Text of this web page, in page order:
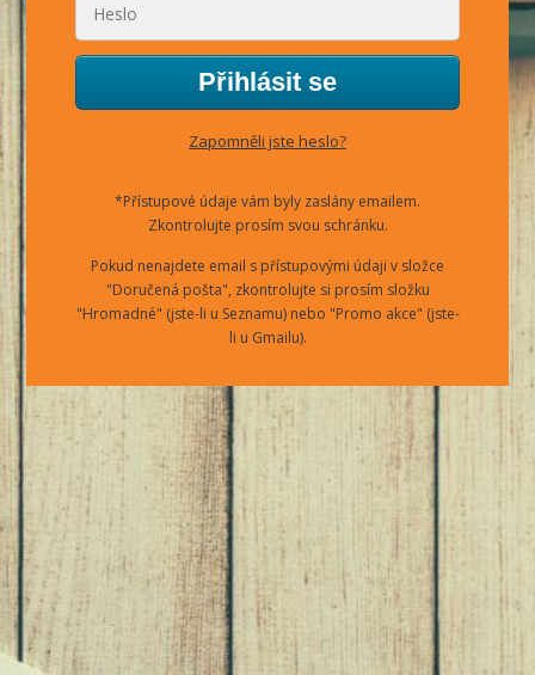
Přihlásit se
Zapomněli jste heslo?
*Přístupové údaje vám byly zaslány emailem.
Zkontrolujte prosím svou schránku.
Pokud nenajdete email s přístupovými údaji v složce
"Doručená pošta", zkontrolujte si prosím složku
"Hromadné" (jste-li u Seznamu) nebo "Promo akce" (jste-
li u Gmailu).